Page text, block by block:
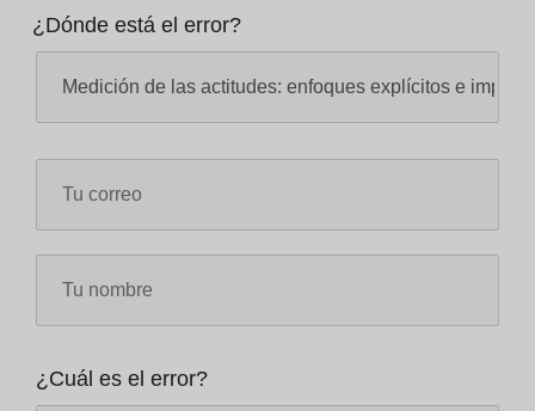
¿Dónde está el error?
¿Cuál es el error?